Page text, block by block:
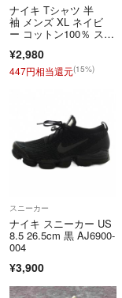
ナイキ Tシャツ 半
袖 メンズ XL ネイビ
ー コットン100％ スウ
リント THE NIKE TE
E
¥2,980
447円相当還元(15%)
スニーカー
ナイキ スニーカー US
8.5 26.5cm 黒 AJ6900-
004
¥3,900